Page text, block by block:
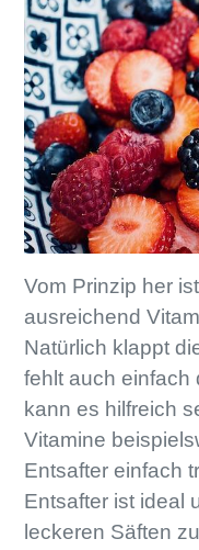
Vom Prinzip her
ausreichend
Natürlich klappt
fehlt auch einfach
kann es hilfreich
Vitamine
Entsafter einfach
Entsafter ist ideal
leckeren Säften